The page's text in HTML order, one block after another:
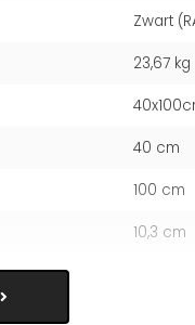
Zwart
23,67 kg
40 cm
100 cm
10,3 cm